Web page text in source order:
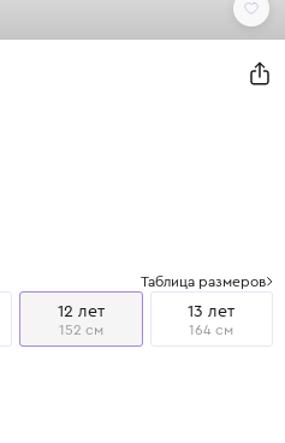
Таблица размеров
12 лет
152 см
13 лет
164 см